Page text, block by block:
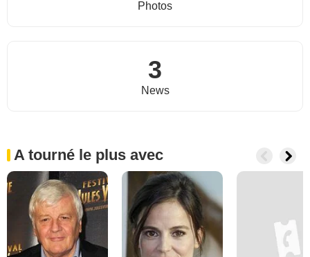
Photos
3
News
A tourné le plus avec